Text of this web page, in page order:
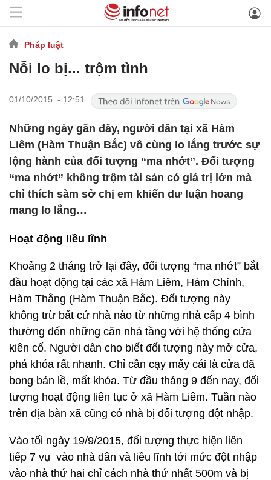
Pháp luật
Nỗi lo bị... trộm tình
01/10/2015 - 12:51
Những ngày gần đây, người dân tại xã Hàm
Liêm (Hàm Thuận Bắc) vô cùng lo lắng trước sự
lộng hành của đối tượng “ma nhớt”. Đối tượng
“ma nhớt” không trộm tài sản có giá trị lớn mà
chỉ thích sàm sở chị em khiến dư luận hoang
mang lo lắng…
Hoạt động liều lĩnh
Khoảng 2 tháng trở lại đây, đối tượng “ma nhớt” bắt
đầu hoạt động tại các xã Hàm Liêm, Hàm Chính,
Hàm Thắng (Hàm Thuận Bắc). Đối tượng này
không trừ bất cứ nhà nào từ những nhà cấp 4 bình
thường đến những căn nhà tầng với hệ thống cửa
kiên cố. Người dân cho biết đối tượng này mở cửa,
phá khóa rất nhanh. Chỉ cần cạy mấy cái là cửa đã
bong bản lề, mất khóa. Từ đầu tháng 9 đến nay, đối
tượng hoạt động liên tục ở xã Hàm Liêm. Tuần nào
trên địa bàn xã cũng có nhà bị đối tượng đột nhập.
Vào tối ngày 19/9/2015, đối tượng thực hiện liên
tiếp 7 vụ vào nhà dân và liều lĩnh tới mức đột nhập
vào nhà thứ hai chỉ cách nhà thứ nhất 500m và bị